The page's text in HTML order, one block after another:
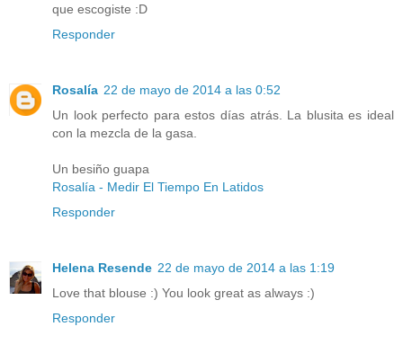
que escogiste :D
Responder
Rosalía 22 de mayo de 2014 a las 0:52
Un look perfecto para estos días atrás. La blusita es ideal
con la mezcla de la gasa.
Un besiño guapa
Rosalía - Medir El Tiempo En Latidos
Responder
Helena Resende 22 de mayo de 2014 a las 1:19
Love that blouse :) You look great as always :)
Responder